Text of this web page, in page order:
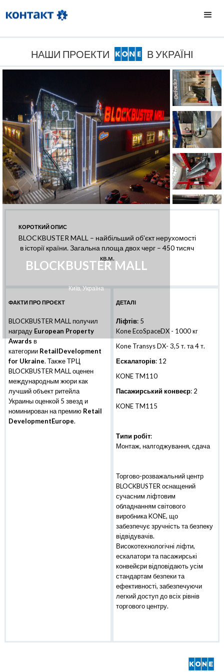
НАШИ ПРОЕКТИ В УКРАЇНІ
BLOCKBUSTER MALL
Київ, Україна
КОРОТКИЙ ОПИС
BLOCKBUSTER MALL – найбільший об'єкт нерухомості
в історії країни. Загальна площа двох черг – 450 тисяч
кв.м.
ДЕТАЛІ
Ліфтів: 5
Kone EcoSpaceDX - 1000 кг
Kone Transys DX- 3,5 т. та 4 т.
Ескалаторів: 12
KONE TM110
Пасажирський конвеєр: 2
KONE TM115
Типи робіт:
Монтаж, налгоджування, сдача
Торгово-розважальний центр
BLOCKBUSTER оснащений
сучасним ліфтовим
обладнанням світового
виробника KONE, що
забезпечує зручність та безпеку
відвідувачів.
Високотехнологічні ліфти,
ескалатори та пасажирські
конвейєри відповідають усім
стандартам безпеки та
ефективності, забезпечуючи
легкий доступ до всіх рівнів
торгового центру.
ФАКТИ ПРО ПРОЄКТ
BLOCKBUSTER MALL получил
награду European Property
Awardsв
категории RetailDevelopment
for Ukraine. Также ТРЦ
BLOCKBUSTER MALL оценен
международным жюри как
лучший объект ритейла
Украины оценкой 5 звезд и
номинирован на премию Retail
DevelopmentEurope.